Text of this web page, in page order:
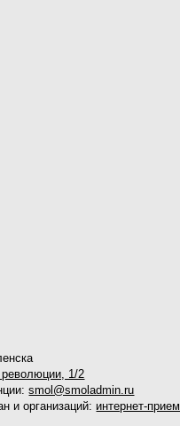
1/2
smol@smoladmin.ru
и организаций: интернет-